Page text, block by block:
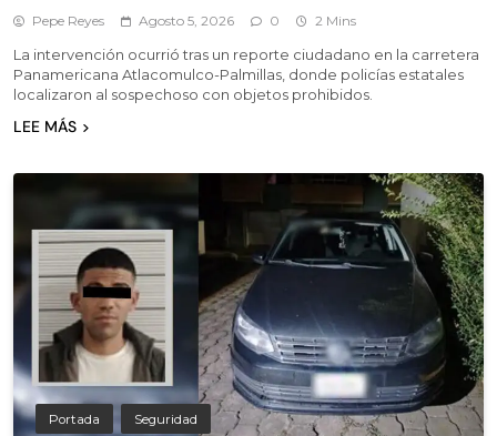
Pepe Reyes Agosto 5, 2026 0 2 Mins
La intervención ocurrió tras un reporte ciudadano en la carretera
Panamericana Atlacomulco-Palmillas, donde policías estatales
localizaron al sospechoso con objetos prohibidos.
LEE MÁS
Portada Seguridad